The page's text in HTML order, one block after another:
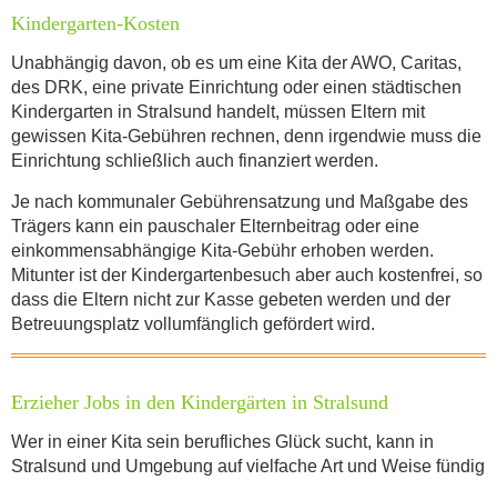
Mit dem Absenden der Daten akzeptiere
ich dieDatenschutzbestimmung.
ABSENDEN
Kindergarten-Kosten
Unabhängig davon, ob es um eine Kita der AWO, Caritas,
des DRK, eine private Einrichtung oder einen städtischen
Kindergarten in Stralsund handelt, müssen Eltern mit
gewissen Kita-Gebühren rechnen, denn irgendwie muss die
Einrichtung schließlich auch finanziert werden.
Je nach kommunaler Gebührensatzung und Maßgabe des
Trägers kann ein pauschaler Elternbeitrag oder eine
einkommensabhängige Kita-Gebühr erhoben werden.
Mitunter ist der Kindergartenbesuch aber auch kostenfrei, so
dass die Eltern nicht zur Kasse gebeten werden und der
Betreuungsplatz vollumfänglich gefördert wird.
Erzieher Jobs in den Kindergärten in Stralsund
Wer in einer Kita sein berufliches Glück sucht, kann in
Stralsund und Umgebung auf vielfache Art und Weise fündig